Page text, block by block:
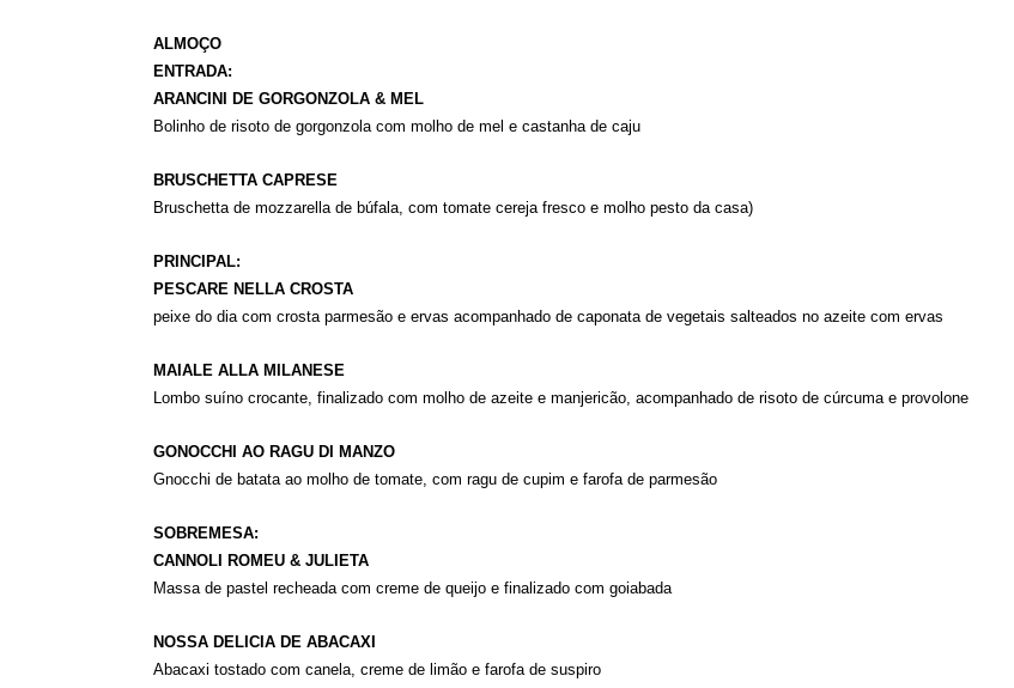
ALMOÇO
ENTRADA:
ARANCINI DE GORGONZOLA & MEL
Bolinho de risoto de gorgonzola com molho de mel e castanha de caju
BRUSCHETTA CAPRESE
Bruschetta de mozzarella de búfala, com tomate cereja fresco e molho pesto da casa)
PRINCIPAL:
PESCARE NELLA CROSTA
peixe do dia com crosta parmesão e ervas acompanhado de caponata de vegetais salteados no azeite com ervas
MAIALE ALLA MILANESE
Lombo suíno crocante, finalizado com molho de azeite e manjericão, acompanhado de risoto de cúrcuma e provolone
GONOCCHI AO RAGU DI MANZO
Gnocchi de batata ao molho de tomate, com ragu de cupim e farofa de parmesão
SOBREMESA:
CANNOLI ROMEU & JULIETA
Massa de pastel recheada com creme de queijo e finalizado com goiabada
NOSSA DELICIA DE ABACAXI
Abacaxi tostado com canela, creme de limão e farofa de suspiro